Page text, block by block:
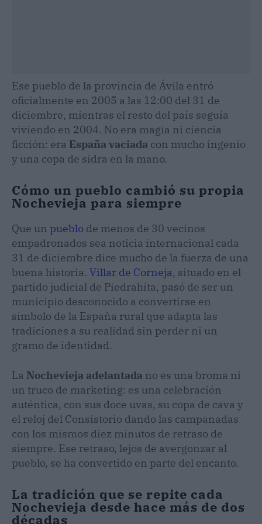
Ese pueblo de la provincia de Ávila entró
oficialmente en 2005 a las 12:00 del 31 de
diciembre, mientras el resto del país seguía
viviendo en 2004. No era magia ni ciencia
ficción: era España vaciada con mucho ingenio
y una copa de sidra en la mano.
Cómo un pueblo cambió su propia
Nochevieja para siempre
Que un pueblo de menos de 30 vecinos
empadronados sea noticia internacional cada
31 de diciembre dice mucho de la fuerza de una
buena historia. Villar de Corneja, situado en el
partido judicial de Piedrahíta, pasó de ser un
municipio desconocido a convertirse en
símbolo de la España rural que adapta las
tradiciones a su realidad sin perder ni un
gramo de identidad.
La Nochevieja adelantada no es una broma ni
un truco de marketing: es una celebración
auténtica, con sus doce uvas, su copa de cava y
el reloj del Consistorio dando las campanadas
con los mismos diez minutos de retraso de
siempre. Ese retraso, lejos de avergonzar al
pueblo, se ha convertido en parte del encanto.
La tradición que se repite cada
Nochevieja desde hace más de dos
décadas